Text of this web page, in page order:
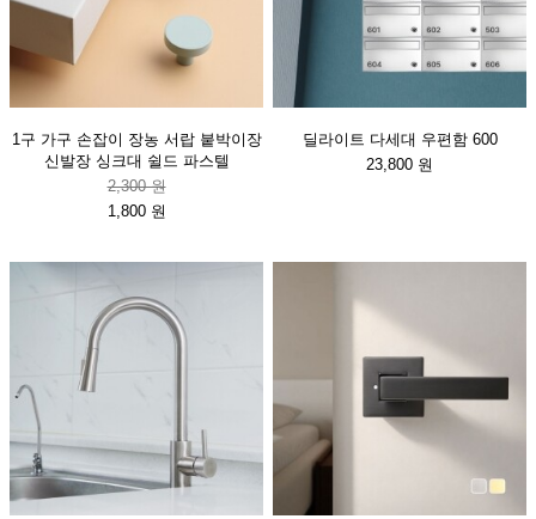
1구 가구 손잡이 장농 서랍 붙박이장
신발장 싱크대 쉴드 파스텔
2,300 원
1,800 원
딜라이트 다세대 우편함 600
23,800 원